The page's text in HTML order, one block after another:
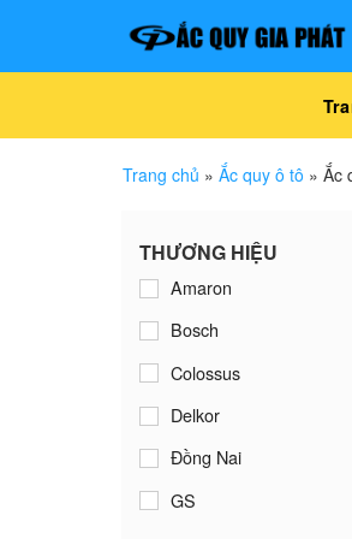
nội
Trang chủ » Ắc quy ô tô » Ắc
THƯƠNG HIỆU
Amaron
Bosch
Colossus
Delkor
Đồng Nai
GS